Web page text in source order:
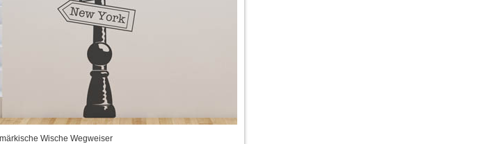
Wische Wegweiser